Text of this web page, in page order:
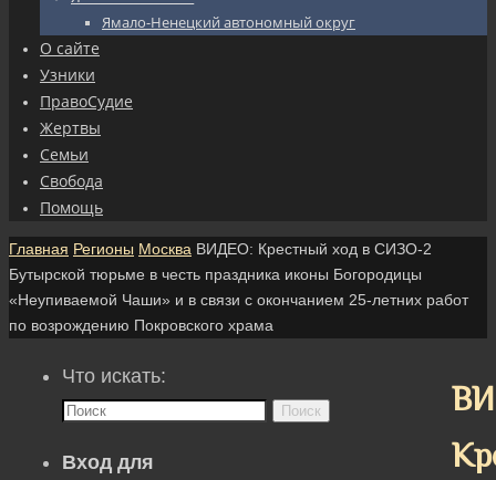
Ямало-Ненецкий автономный округ
О сайте
Узники
ПравоСудие
Жертвы
Семьи
Свобода
Помощь
Главная Регионы Москва ВИДЕО: Крестный ход в СИЗО-2
Бутырской тюрьме в честь праздника иконы Богородицы
«Неупиваемой Чаши» и в связи с окончанием 25-летних работ
по возрождению Покровского храма
Что искать:
Поиск
Вход для